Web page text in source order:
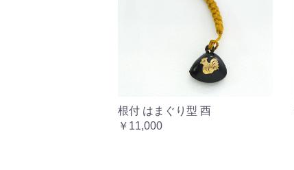
根付 はまぐり型 酉
￥11,000